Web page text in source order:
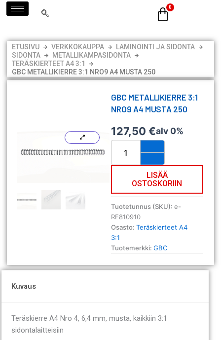
Siirry
sisältöön
ETUSIVU VERKKOKAUPPA
LAMINOINTI JA SIDONTA
SIDONTA
METALLIKAMPASIDONTA
TERÄSKIERTEET A4 3:1
GBC METALLIKIERRE 3:1 NRO9 A4 MUSTA 250
GBC METALLIKIERRE 3:1
NRO9 A4 MUSTA 250
127,50€alv 0%
GBC
metallikierre
3:1
musta
250
määrä
LISÄÄ
OSTOSKORIIN
Tuotetunnus (SKU):e-
RE810910
Osasto:Teräskierteet A4
3:1
Tuotemerkki:GBC
Kuvaus
Teräskierre A4 Nro 4, 6,4 mm, musta, kaikkiin 3:1
sidontalaitteisiin